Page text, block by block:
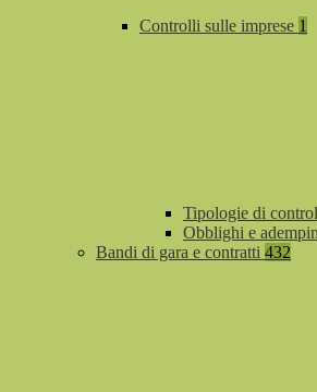
Controlli sulle imprese 1
Tipologie di
Obblighi e
Bandi di gara e contratti 432